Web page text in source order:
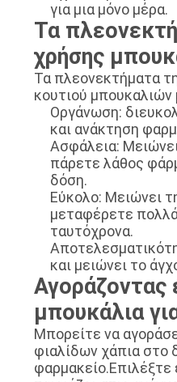
για μια μόνο μέρα.
Τα
χρήσης
Τα πλεονεκτήματα
κουτιού μπουκαλιών
Οργάνωση:
και ανάκτηση
Ασφάλεια:
πάρετε λάθος
δόση.
Εύκολο: Μειώνει
μεταφέρετε
ταυτόχρονα.
και μειώνει το
Αγοράζοντας
μπουκάλια
Μπορείτε να
φιαλίδων χάπια στο
φαρμακείο.Επιλέξτε